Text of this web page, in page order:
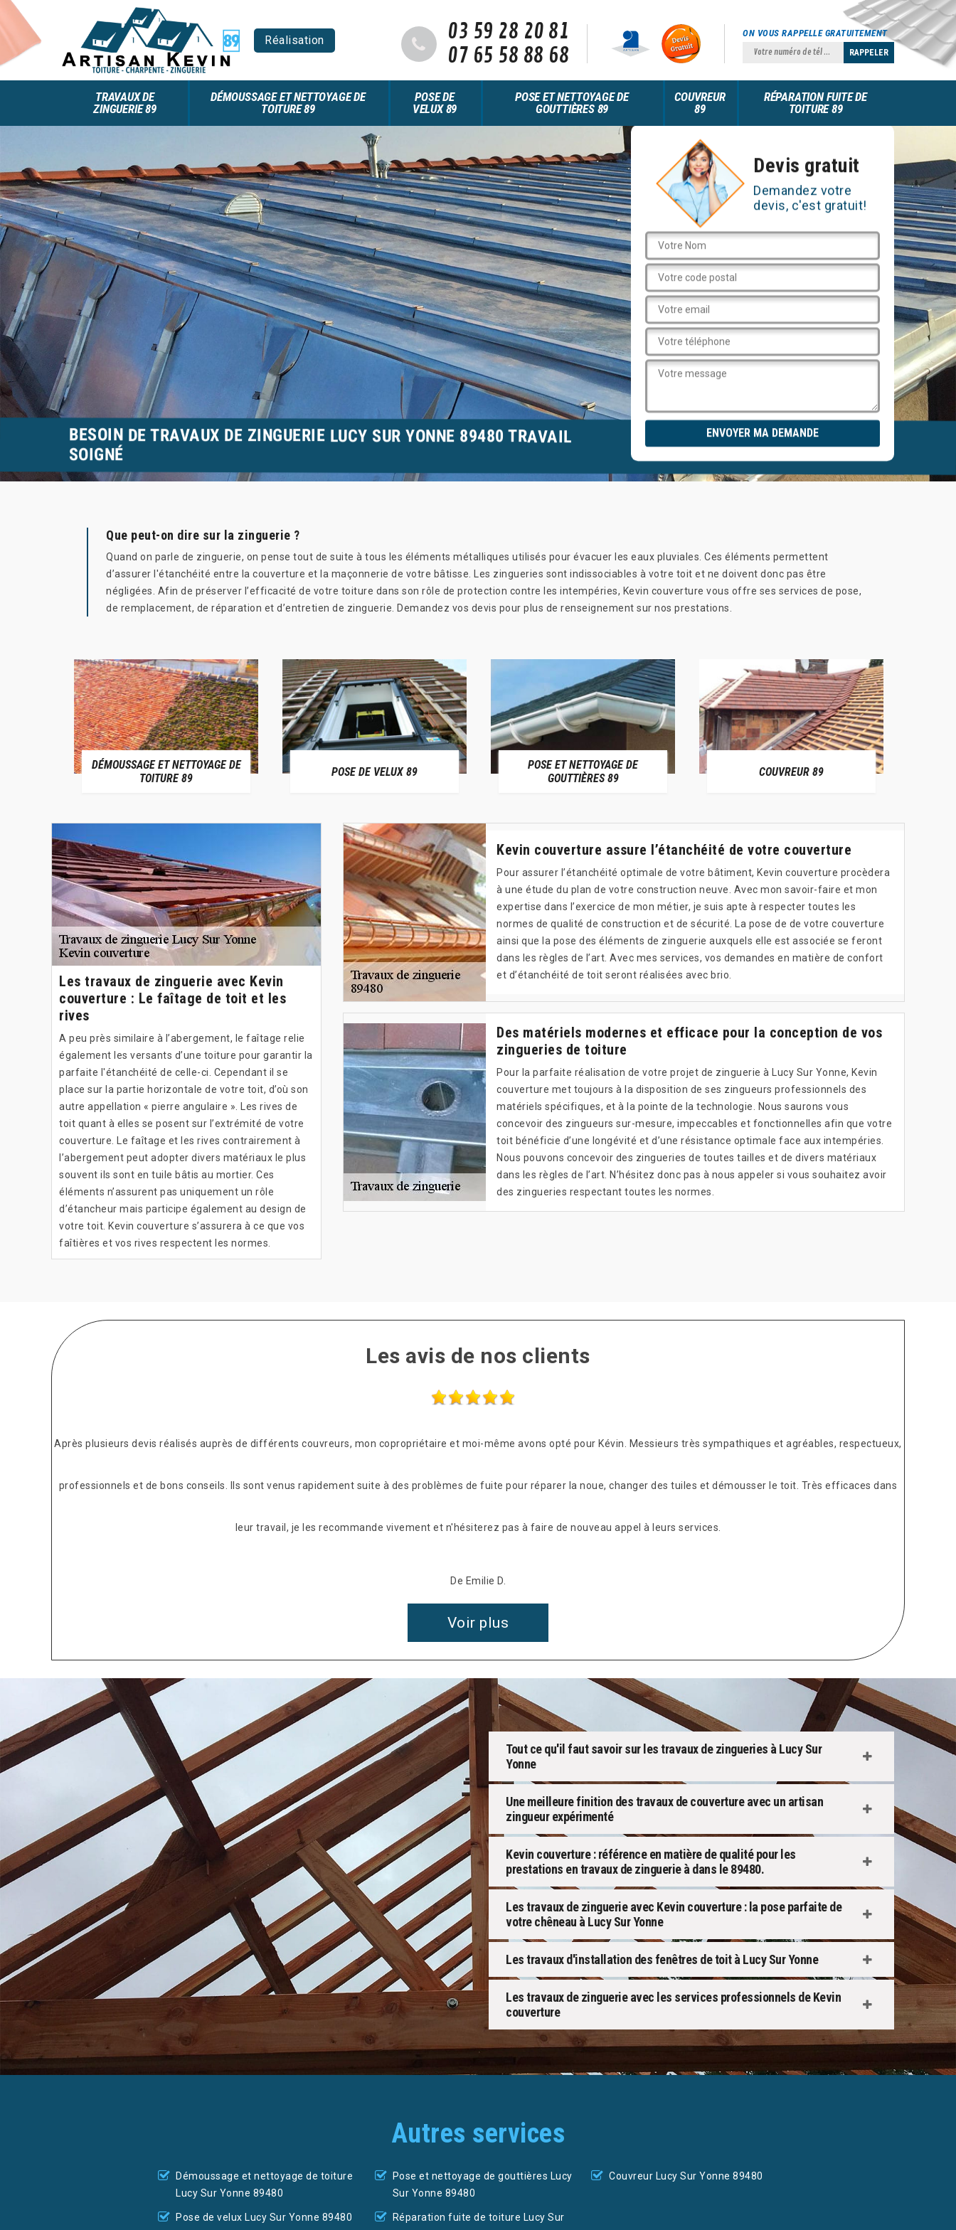
Réalisation
03 59 28 20 81
07 65 58 88 68
ON VOUS RAPPELLE GRATUITEMENT
TRAVAUX DE
ZINGUERIE 89
DÉMOUSSAGE ET NETTOYAGE DE
TOITURE 89
POSE DE
VELUX 89
POSE ET NETTOYAGE DE
GOUTTIÈRES 89
COUVREUR
89
RÉPARATION FUITE DE
TOITURE 89
Devis gratuit
Demandez votre
devis, c'est gratuit!
BESOIN DE TRAVAUX DE ZINGUERIE LUCY SUR YONNE 89480 TRAVAIL
SOIGNÉ
Que peut-on dire sur la zinguerie ?
Quand on parle de zinguerie, on pense tout de suite à tous les éléments métalliques utilisés pour évacuer les eaux pluviales. Ces éléments permettent
d’assurer l'étanchéité entre la couverture et la maçonnerie de votre bâtisse. Les zingueries sont indissociables à votre toit et ne doivent donc pas être
négligées. Afin de préserver l’efficacité de votre toiture dans son rôle de protection contre les intempéries, Kevin couverture vous offre ses services de pose,
de remplacement, de réparation et d’entretien de zinguerie. Demandez vos devis pour plus de renseignement sur nos prestations.
DÉMOUSSAGE ET NETTOYAGE DE
TOITURE 89
POSE DE VELUX 89
POSE ET NETTOYAGE DE
GOUTTIÈRES 89
COUVREUR 89
Les travaux de zinguerie avec Kevin
couverture : Le faîtage de toit et les
rives
A peu près similaire à l’abergement, le faîtage relie
également les versants d’une toiture pour garantir la
parfaite l'étanchéité de celle-ci. Cependant il se
place sur la partie horizontale de votre toit, d’où son
autre appellation « pierre angulaire ». Les rives de
toit quant à elles se posent sur l’extrémité de votre
couverture. Le faîtage et les rives contrairement à
l’abergement peut adopter divers matériaux le plus
souvent ils sont en tuile bâtis au mortier. Ces
éléments n’assurent pas uniquement un rôle
d’étancheur mais participe également au design de
votre toit. Kevin couverture s’assurera à ce que vos
faîtières et vos rives respectent les normes.
Kevin couverture assure l’étanchéité de votre couverture
Pour assurer l’étanchéité optimale de votre bâtiment, Kevin couverture procèdera
à une étude du plan de votre construction neuve. Avec mon savoir-faire et mon
expertise dans l’exercice de mon métier, je suis apte à respecter toutes les
normes de qualité de construction et de sécurité. La pose de de votre couverture
ainsi que la pose des éléments de zinguerie auxquels elle est associée se feront
dans les règles de l’art. Avec mes services, vos demandes en matière de confort
et d’étanchéité de toit seront réalisées avec brio.
Des matériels modernes et efficace pour la conception de vos
zingueries de toiture
Pour la parfaite réalisation de votre projet de zinguerie à Lucy Sur Yonne, Kevin
couverture met toujours à la disposition de ses zingueurs professionnels des
matériels spécifiques, et à la pointe de la technologie. Nous saurons vous
concevoir des zingueurs sur-mesure, impeccables et fonctionnelles afin que votre
toit bénéficie d’une longévité et d’une résistance optimale face aux intempéries.
Nous pouvons concevoir des zingueries de toutes tailles et de divers matériaux
dans les règles de l’art. N’hésitez donc pas à nous appeler si vous souhaitez avoir
des zingueries respectant toutes les normes.
Les avis de nos clients
Après plusieurs devis réalisés auprès de différents couvreurs, mon copropriétaire et moi-même avons opté pour Kévin. Messieurs très sympathiques et agréables, respectueux,
professionnels et de bons conseils. Ils sont venus rapidement suite à des problèmes de fuite pour réparer la noue, changer des tuiles et démousser le toit. Très efficaces dans
leur travail, je les recommande vivement et n'hésiterez pas à faire de nouveau appel à leurs services.
De Emilie D.
Voir plus
Tout ce qu'il faut savoir sur les travaux de zingueries à Lucy Sur
Yonne
Une meilleure finition des travaux de couverture avec un artisan
zingueur expérimenté
Kevin couverture : référence en matière de qualité pour les
prestations en travaux de zinguerie à dans le 89480.
Les travaux de zinguerie avec Kevin couverture : la pose parfaite de
votre chêneau à Lucy Sur Yonne
Les travaux d'installation des fenêtres de toit à Lucy Sur Yonne
Les travaux de zinguerie avec les services professionnels de Kevin
couverture
Autres services
Démoussage et nettoyage de toiture
Lucy Sur Yonne 89480
Pose de velux Lucy Sur Yonne 89480
Pose et nettoyage de gouttières Lucy
Sur Yonne 89480
Réparation fuite de toiture Lucy Sur
Couvreur Lucy Sur Yonne 89480